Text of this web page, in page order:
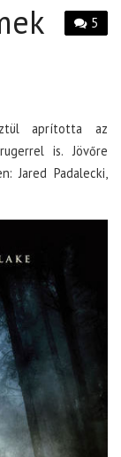
5
aprította az
is. Jövőre
Jared Padalecki,